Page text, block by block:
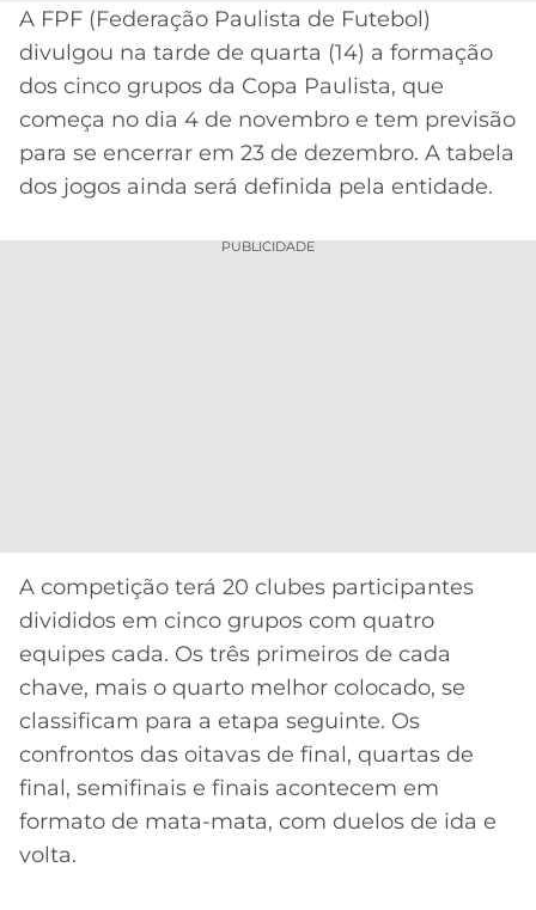
BETBOOM
CÓDIGO
INDICAÇÃO
BET365
MELHORES
CASSINOS
ONLINE
2026
PALMEIRAS
CORINTHIANS
SÃO
PAULO
SANTOS
GRÊMIO
ATLÉTICO
MG
CRUZEIRO
SÉRIE
LIBERTADORES
COPA
DO
CAMPEÕES
LALIGA
ESPORTIVA
MERCADO
BOLA
PALPITES
A FPF (Federação Paulista de Futebol)
divulgou na tarde de quarta (14) a formação
dos cinco grupos da Copa Paulista, que
começa no dia 4 de novembro e tem previsão
para se encerrar em 23 de dezembro. A tabela
dos jogos ainda será definida pela entidade.
PUBLICIDADE
A competição terá 20 clubes participantes
divididos em cinco grupos com quatro
equipes cada. Os três primeiros de cada
chave, mais o quarto melhor colocado, se
classificam para a etapa seguinte. Os
confrontos das oitavas de final, quartas de
final, semifinais e finais acontecem em
formato de mata-mata, com duelos de ida e
volta.